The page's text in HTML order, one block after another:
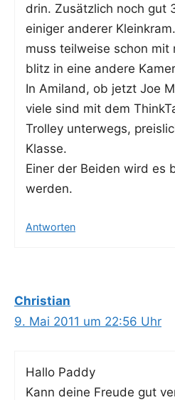
drin. Zusätz­lich noch gut
eini­ger ande­rer
muss teil­wei­se schon
blitz in eine ande­re
In Ami­land, ob jetzt Joe
vie­le sind mit dem
Trol­ley unter­wegs,
Klasse.
Einer der Bei­den wird es
werden.
Antworten
Christian
9. Mai 2011 um 22:56 Uhr
Hal­lo Paddy
Kann dei­ne Freu­de gut